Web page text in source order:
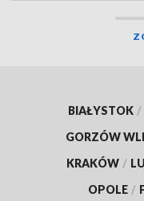
BIAŁYSTOK /
GORZÓW
KRAKÓW /
OPOLE /